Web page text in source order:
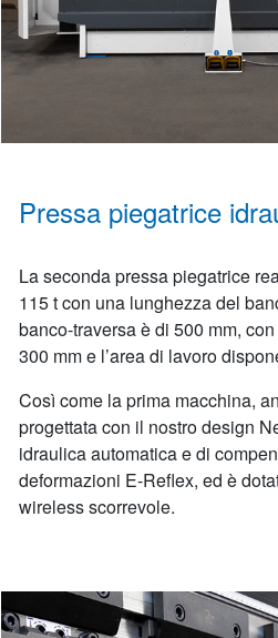
Pressa piegatrice
La seconda pressa piegatrice
115 t con una lunghezza del
banco-traversa è di 500 mm,
300 mm e l’area di lavoro
Così come la prima macchina,
progettata con il nostro design
idraulica automatica e di
deformazioni E-Reflex, ed è
wireless scorrevole.